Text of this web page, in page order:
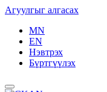
Агуулгыг алгасах
MN
EN
Нэвтрэх
Бүртгүүлэх